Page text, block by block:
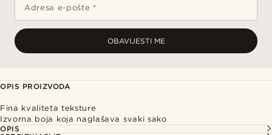
Adresa e-pošte *
OBAVIJESTI ME
OPIS PROIZVODA
Fina kvaliteta teksture
Izvorna boja koja naglašava svaki sako
OPIS